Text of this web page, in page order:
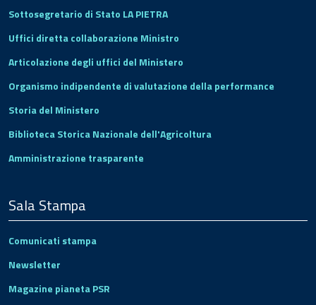
Sottosegretario di Stato LA PIETRA
Uffici diretta collaborazione Ministro
Articolazione degli uffici del Ministero
Organismo indipendente di valutazione della performance
Storia del Ministero
Biblioteca Storica Nazionale dell'Agricoltura
Amministrazione trasparente
Sala Stampa
Comunicati stampa
Newsletter
Magazine pianeta PSR